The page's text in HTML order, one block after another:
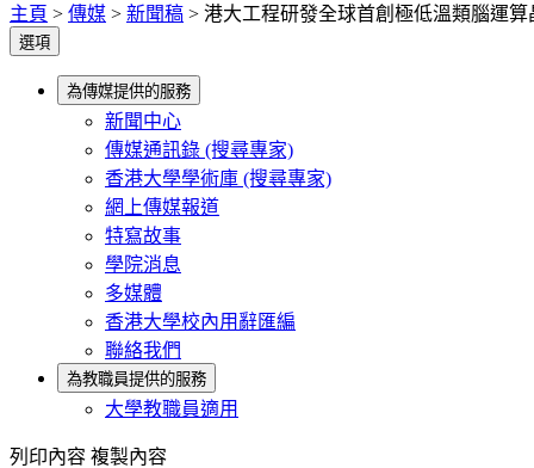
主頁 > 傳媒 > 新聞稿 > 港大工程研發全球首創極低溫類腦運
選項
為傳媒提供的服務
新聞中心
傳媒通訊錄 (搜尋專家)
香港大學學術庫 (搜尋專家)
網上傳媒報道
特寫故事
學院消息
多媒體
香港大學校內用辭匯編
聯絡我們
為教職員提供的服務
大學教職員適用
列印內容 複製內容